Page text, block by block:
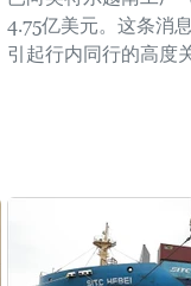
4.75亿美元。这条消
引起行内同行的高度